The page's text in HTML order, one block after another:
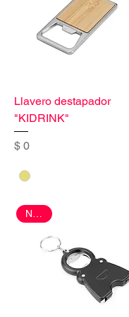
Llavero destapador
"KIDRINK"
Precio
$ 0